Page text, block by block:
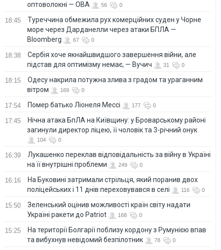
оптоволокні — ОВА 56 0
18:45
Туреччина обмежила рух комерційних суден у Чорне
море через Дарданелли через атаки БПЛА —
Bloomberg
67 0
18:38
Сербія хоче якнайшвидшого завершення війни, але
підстав для оптимізму немає, — Вучич
31 0
18:15
Одесу накрила потужна злива з градом та ураганним
вітром
169 0
17:54 Помер батько Ліонеля Мессі 177 0
17:45
Нічна атака БпЛА на Київщину: у Броварському районі
загинули директор ліцею, її чоловік та 3-річний онук
104 0
16:39
Лукашенко переклав відповідальність за війну в Україні
на її внутрішні проблеми
249 0
16:16
На Буковині затримали стрільця, який поранив двох
поліцейських і 11 днів переховувався в селі
116 0
15:50
Зеленський оцінив можливості країн світу надати
Україні ракети до Patriot
168 0
15:25
На території Болгарії поблизу кордону з Румунією впав
та вибухнув невідомий безпілотник
78 0